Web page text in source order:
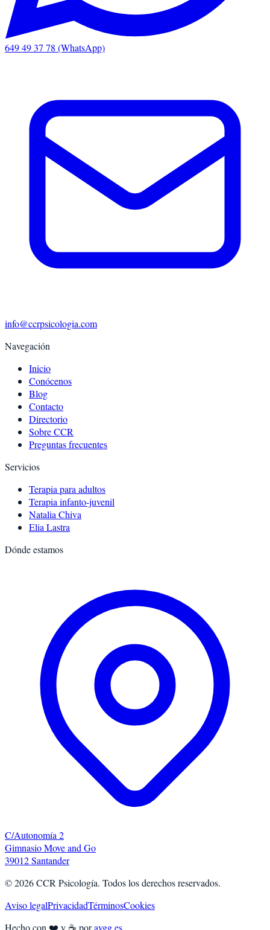
649 49 37 78 (WhatsApp)
info@ccrpsicologia.com
Navegación
Inicio
Conócenos
Blog
Contacto
Directorio
Sobre CCR
Preguntas frecuentes
Servicios
Terapia para adultos
Terapia infanto-juvenil
Natalia Chiva
Elia Lastra
Dónde estamos
C/Autonomía 2
Gimnasio Move and Go
39012 Santander
©2026CCR Psicología. Todos los derechos reservados.
Aviso legalPrivacidadTérminosCookies
Hecho con ❤️ y ☕ poravgg.es